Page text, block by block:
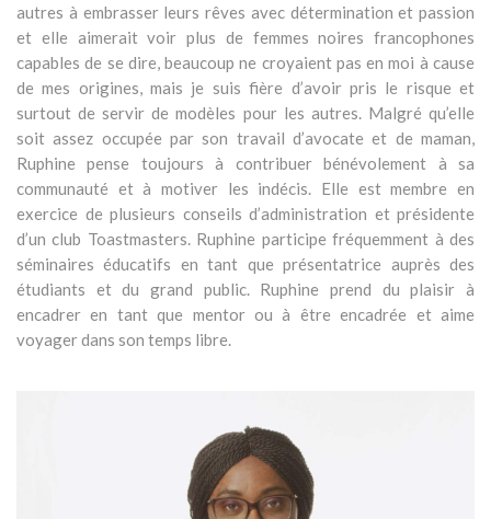
autres à embrasser leurs rêves avec détermination et passion
et elle aimerait voir plus de femmes noires francophones
capables de se dire, beaucoup ne croyaient pas en moi à cause
de mes origines, mais je suis fière d’avoir pris le risque et
surtout de servir de modèles pour les autres. Malgré qu’elle
soit assez occupée par son travail d’avocate et de maman,
Ruphine pense toujours à contribuer bénévolement à sa
communauté et à motiver les indécis. Elle est membre en
exercice de plusieurs conseils d’administration et présidente
d’un club Toastmasters. Ruphine participe fréquemment à des
séminaires éducatifs en tant que présentatrice auprès des
étudiants et du grand public. Ruphine prend du plaisir à
encadrer en tant que mentor ou à être encadrée et aime
voyager dans son temps libre.